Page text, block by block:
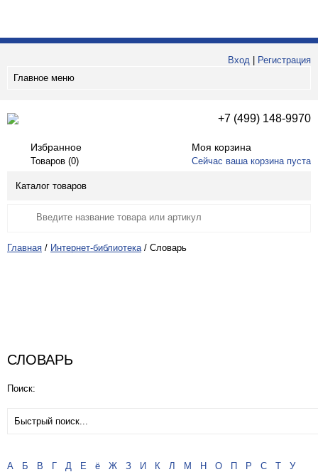
Вход
Регистрация
Главное меню
+7 (499) 148-9970
Избранное
Товаров (0)
Моя корзина
Сейчас ваша корзина пуста
Каталог товаров
Главная / Интернет-библиотека / Словарь
СЛОВАРЬ
Поиск:
А Б В Г Д Е ё Ж З И К Л М Н О П Р С Т
У